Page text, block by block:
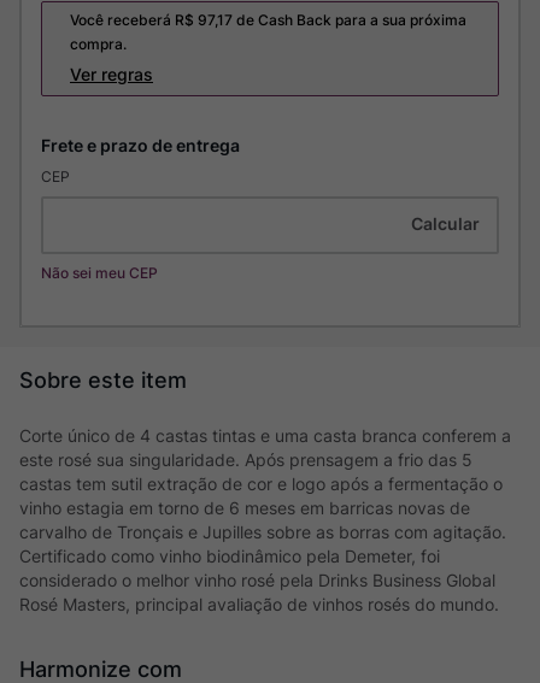
Você receberá R$ 97,17 de Cash Back para a sua próxima
compra.
Ver regras
CEP
Não sei meu CEP
Corte único de 4 castas tintas e uma casta branca conferem a
este rosé sua singularidade. Após prensagem a frio das 5
castas tem sutil extração de cor e logo após a fermentação o
vinho estagia em torno de 6 meses em barricas novas de
carvalho de Tronçais e Jupilles sobre as borras com agitação.
Certificado como vinho biodinâmico pela Demeter, foi
considerado o melhor vinho rosé pela Drinks Business Global
Rosé Masters, principal avaliação de vinhos rosés do mundo.
Harmonize com